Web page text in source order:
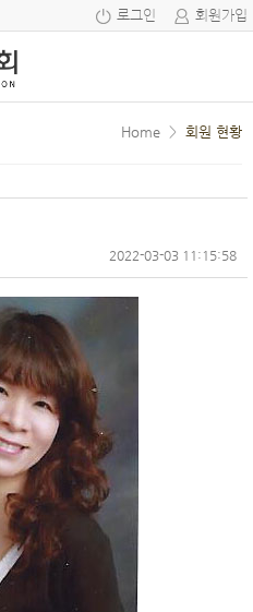
로그인 회원가입
Home > 회원 현황
2022-03-03 11:15:58